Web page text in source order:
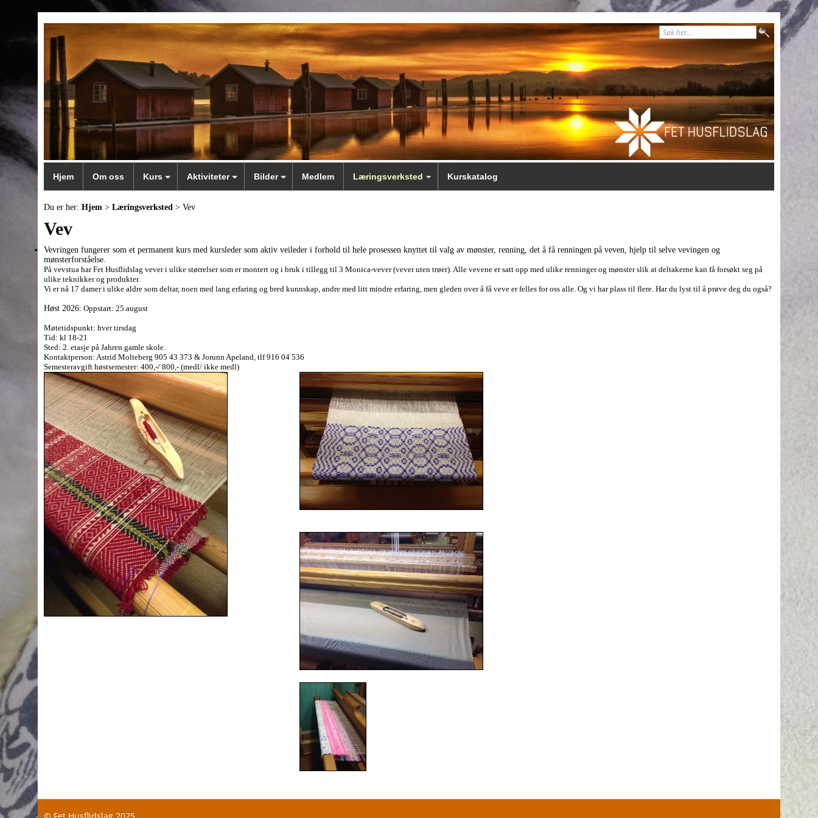
Hjem Om oss Kurs Aktiviteter Bilder Medlem Læringsverksted Kurskatalog
Du er her: Hjem > Læringsverksted > Vev
Vev
Vevringen fungerer som et permanent kurs med kursleder som aktiv veileder i forhold til hele prosessen knyttet til valg av mønster, renning, det å få renningen på veven, hjelp til selve vevingen og
mønsterforståelse.
På vevstua har Fet Husflidslag vever i ulike størrelser som er montert og i bruk i tillegg til 3 Monica-vever (vever uten trøer). Alle vevene er satt opp med ulike renninger og mønster slik at deltakerne kan få forsøkt seg på
ulike teknikker og produkter.
Vi er nå 17 damer i ulike aldre som deltar, noen med lang erfaring og bred kunnskap, andre med litt mindre erfaring, men gleden over å få veve er felles for oss alle. Og vi har plass til flere. Har du lyst til å prøve deg du også?
Høst 2026: Oppstart: 25.august
Møtetidspunkt: hver tirsdag
Tid: kl 18-21
Sted: 2. etasje på Jahren gamle skole.
Kontaktperson: Astrid Molteberg 905 43 373 & Jorunn Apeland, tlf 916 04 536
Semesteravgift høstsemester: 400,-/ 800,- (medl/ ikke medl)